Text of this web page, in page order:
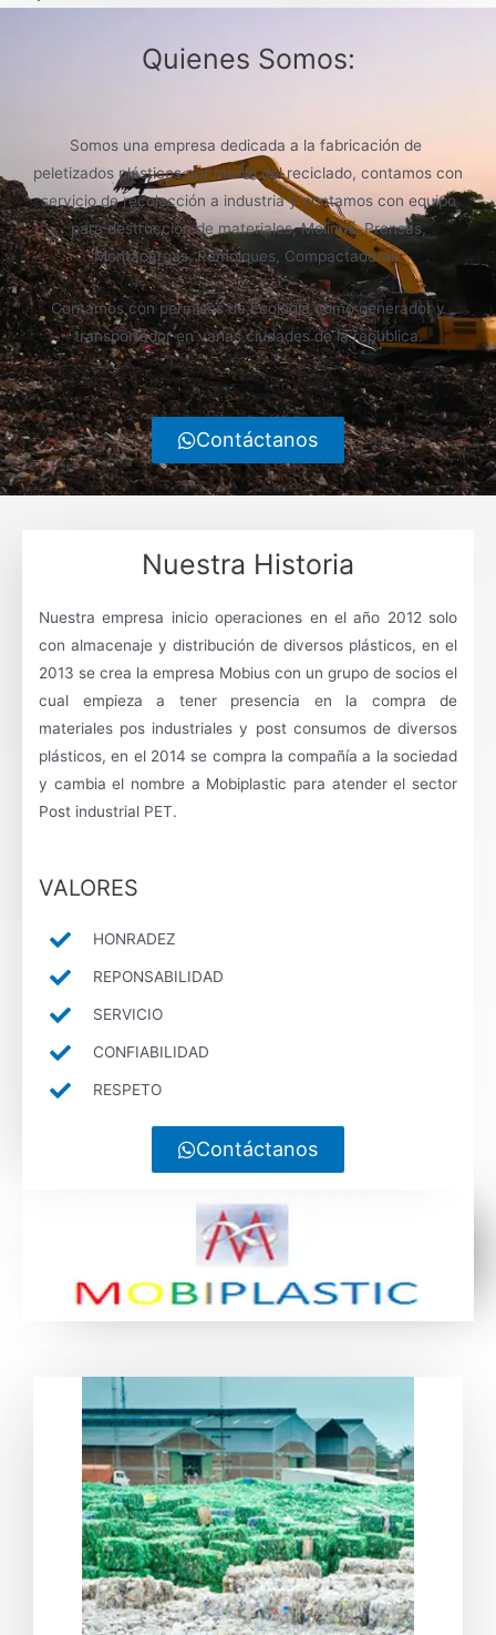
Quienes Somos:
Somos una empresa dedicada a la fabricación de
peletizados plásticos por medio del reciclado, contamos con
servicio de recolección a industria y contamos con equipo
para destrucción de materiales, Molinos, Prensas,
Montacargas, Remolques, Compactadoras.
Contamos con permisos de Ecología como generador y
transportador en varias ciudades de la republica.
Contáctanos
Nuestra Historia
Nuestra empresa inicio operaciones en el año 2012 solo
con almacenaje y distribución de diversos plásticos, en el
2013 se crea la empresa Mobius con un grupo de socios el
cual empieza a tener presencia en la compra de
materiales pos industriales y post consumos de diversos
plásticos, en el 2014 se compra la compañía a la sociedad
y cambia el nombre a Mobiplastic para atender el sector
Post industrial PET.
VALORES
HONRADEZ
REPONSABILIDAD
SERVICIO
CONFIABILIDAD
RESPETO
Contáctanos